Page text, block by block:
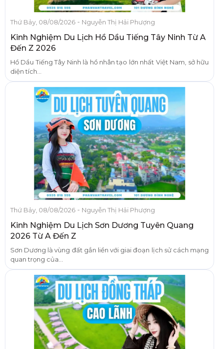
Thứ Bảy, 08/08/2026 - Nguyễn Thị Hải Phượng
Kinh Nghiệm Du Lịch Hồ Dầu Tiếng Tây Ninh Từ A
Đến Z 2026
Hồ Dầu Tiếng Tây Ninh là hồ nhân tạo lớn nhất Việt Nam, sở hữu
diện tích...
Thứ Bảy, 08/08/2026 - Nguyễn Thị Hải Phượng
Kinh Nghiệm Du Lịch Sơn Dương Tuyên Quang
2026 Từ A Đến Z
Sơn Dương là vùng đất gắn liền với giai đoạn lịch sử cách mạng
quan trọng của...